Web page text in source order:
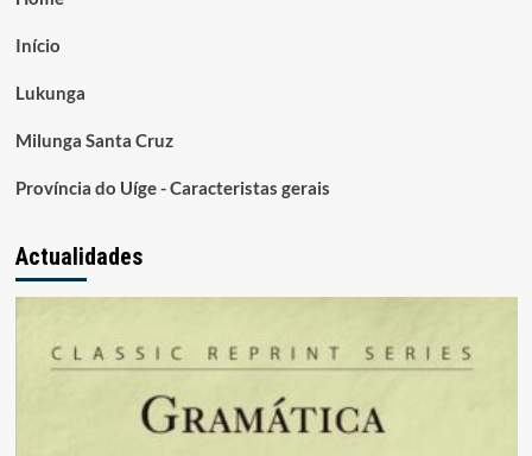
Início
Lukunga
Milunga Santa Cruz
Província do Uíge - Caracteristas gerais
Actualidades